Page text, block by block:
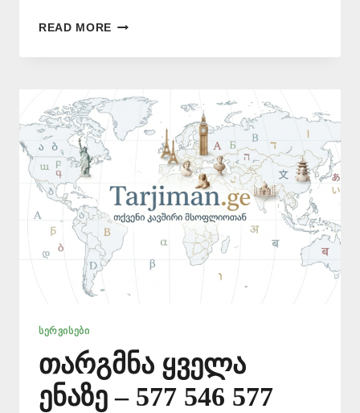
READ MORE ᲞᲝᲚᲝᲜᲣᲠᲘ
ᲗᲐᲠᲯᲘᲛᲐᲜᲘ
577
ᲡᲔᲠᲕᲘᲡᲔᲑᲘ
თარგმნა ყველა
ენაზე – 577 546 577